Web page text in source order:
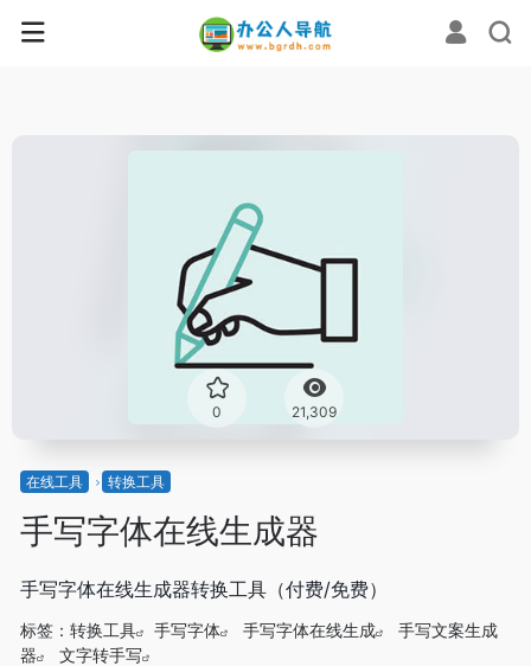
0 21,309
在线工具 转换工具
手写字体在线生成器
手写字体在线生成器转换工具（付费/免费）
标签： 转换工具 手写字体 手写字体在线生成
手写文案生成
器
文字转手写